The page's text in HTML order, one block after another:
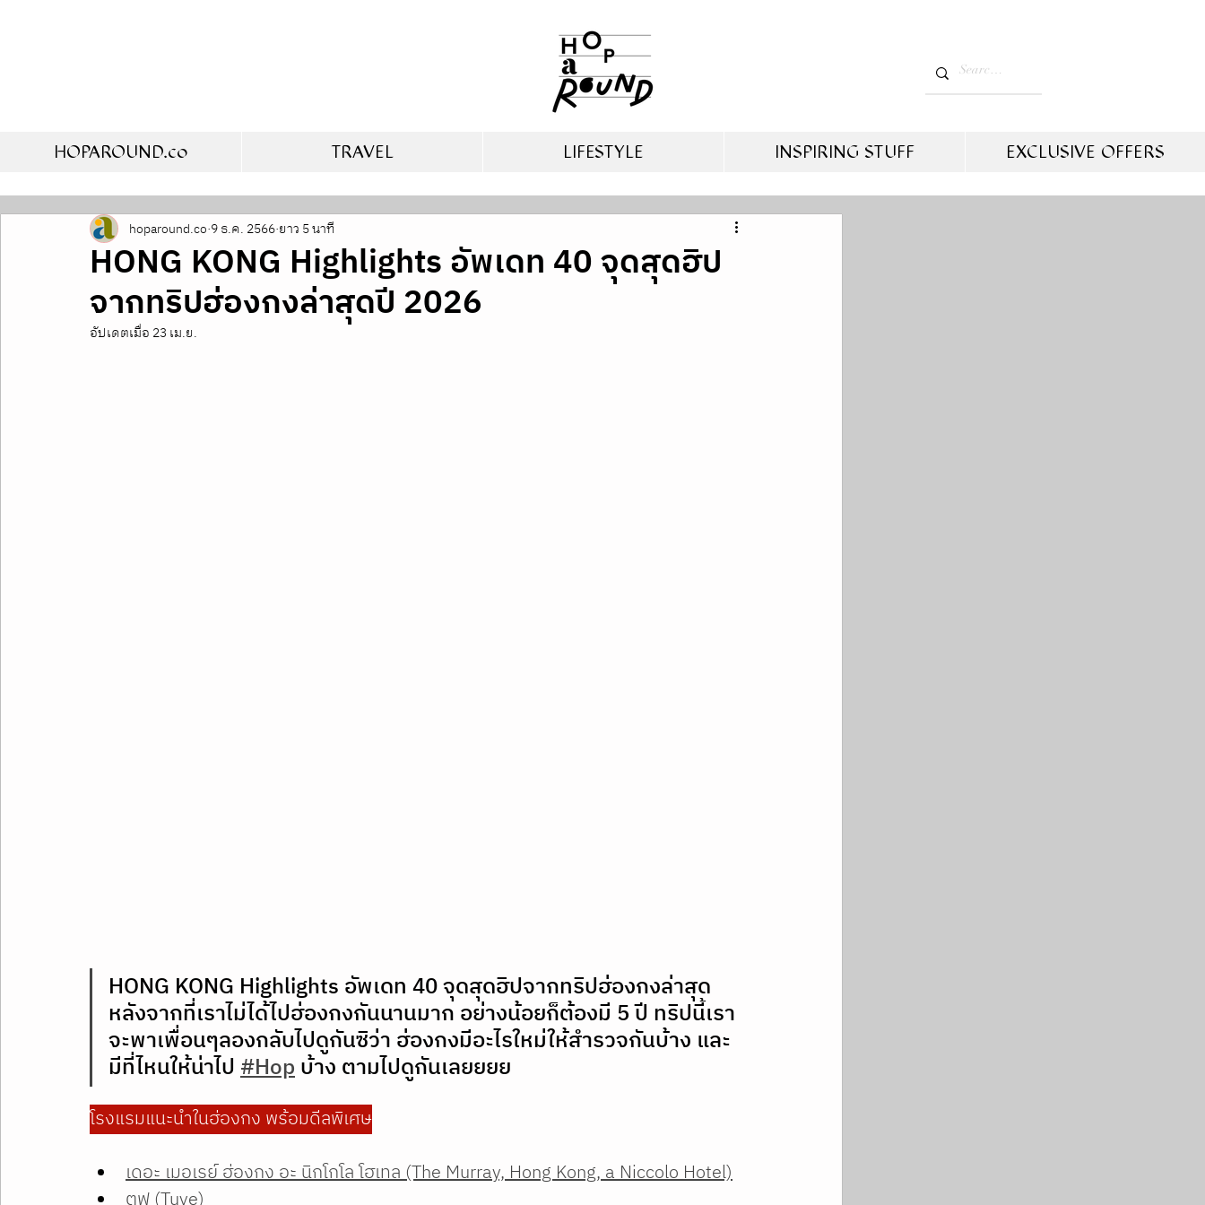
HOPAROUND.co TRAVEL LIFESTYLE INSPIRING STUFF EXCLUSIVE OFFERS
HONG KONG Highlights อัพเดท 40 จุดสุดฮิป
จากทริปฮ่องกงล่าสุดปี 2026
hoparound.co 9 ธ.ค. 2566 ยาว 5 นาที
อัปเดตเมื่อ 23 เม.ย.
HONG KONG Highlights อัพเดท 40 จุดสุดฮิปจากทริปฮ่องกงล่าสุด
หลังจากที่เราไม่ได้ไปฮ่องกงกันนานมาก อย่างน้อยก็ต้องมี 5 ปี ทริปนี้เรา
จะพาเพื่อนๆลองกลับไปดูกันซิว่า ฮ่องกงมีอะไรใหม่ให้สำรวจกันบ้าง และ
มีที่ไหนให้น่าไป #Hop บ้าง ตามไปดูกันเลยยยย
โรงแรมแนะนำในฮ่องกง พร้อมดีลพิเศษ
เดอะ เมอเรย์ ฮ่องกง อะ นิกโกโล โฮเทล (The Murray, Hong Kong, a Niccolo Hotel)